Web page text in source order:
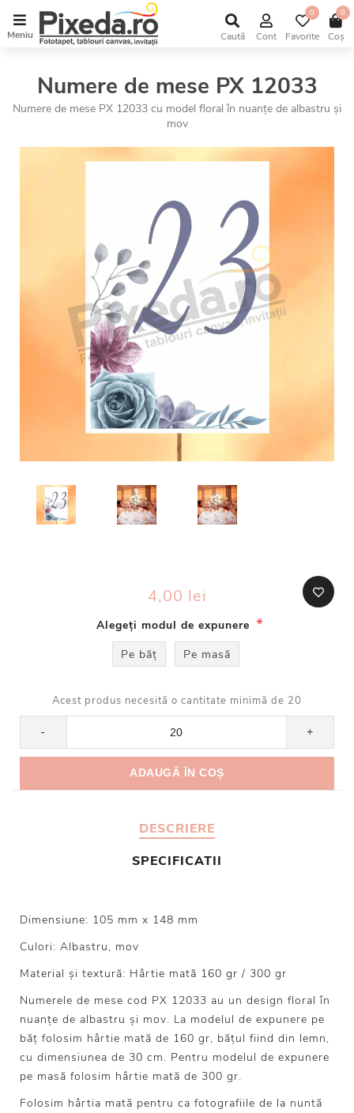
Meniu Caută Cont Favorite
0
Coș
0
Numere de mese PX 12033
Numere de mese PX 12033 cu model floral în nuanțe de albastru și
mov
4,00 lei
Alegeți modul de expunere *
Pe băț Pe masă
Acest produs necesită o cantitate minimă de 20
- +
DESCRIERE
SPECIFICATII
Dimensiune: 105 mm x 148 mm
Culori: Albastru, mov
Material și textură: Hârtie mată 160 gr / 300 gr
Numerele de mese cod PX 12033 au un design floral în
nuanțe de albastru și mov. La modelul de expunere pe
băț folosim hârtie mată de 160 gr, bățul fiind din lemn,
cu dimensiunea de 30 cm. Pentru modelul de expunere
pe masă folosim hârtie mată de 300 gr.
Folosim hârtia mată pentru ca fotografiile de la nuntă